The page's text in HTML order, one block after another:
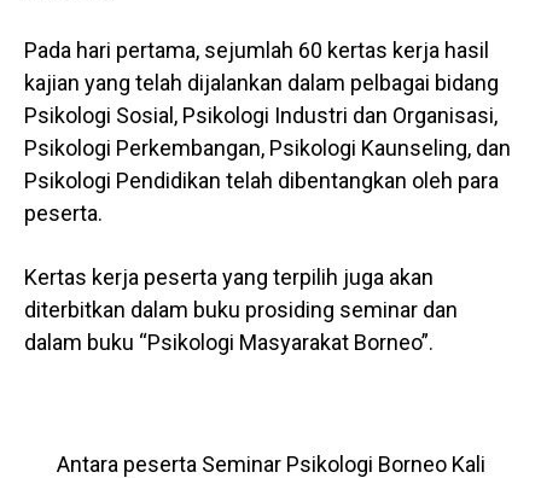
Pada hari pertama, sejumlah 60 kertas kerja hasil
kajian yang telah dijalankan dalam pelbagai bidang
Psikologi Sosial, Psikologi Industri dan Organisasi,
Psikologi Perkembangan, Psikologi Kaunseling, dan
Psikologi Pendidikan telah dibentangkan oleh para
peserta.
Kertas kerja peserta yang terpilih juga akan
diterbitkan dalam buku prosiding seminar dan
dalam buku “Psikologi Masyarakat Borneo”.
Antara peserta Seminar Psikologi Borneo Kali